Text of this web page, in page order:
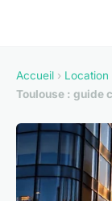
Accueil › Location
Toulouse : guide